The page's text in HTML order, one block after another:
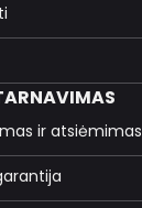
ir atsiėmimas